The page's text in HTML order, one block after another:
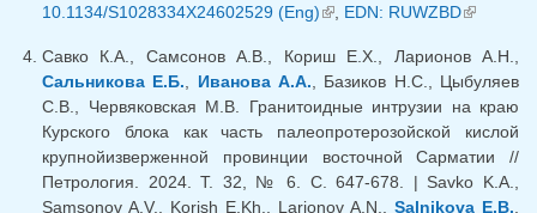
ссылка)
10.1134/S1028334X24602529 (Eng)(внешняя ссылка)
EDN: RUWZBD(внешняя
Савко К.А., Самсонов А.В., Кориш Е.Х., Ларионов А.Н.,
Сальникова Е.Б.
Иванова А.А. , Базиков Н.С., Цыбуляев
С.В., Червяковская М.В. Гранитоидные интрузии на краю
Курского блока как часть палеопротерозойской кислой
крупнойизверженной провинции восточной Сарматии //
Петрология. 2024. Т. 32, № 6. С. 647-678. | Savko K.A.,
Samsonov A.V., Korish E.Kh., Larionov A.N., Salnikova E.B.